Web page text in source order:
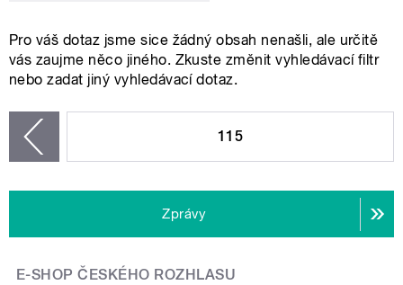
Pro váš dotaz jsme sice žádný obsah nenašli, ale určitě
vás zaujme něco jiného. Zkuste změnit vyhledávací filtr
nebo zadat jiný vyhledávací dotaz.
115
Zprávy
E-SHOP ČESKÉHO ROZHLASU